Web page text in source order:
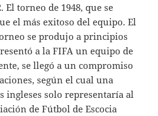
El torneo de 1948, que se
el más exitoso del equipo. El
se produjo a principios
a la FIFA un equipo de
se llegó a un compromiso
según el cual una
ingleses solo representaría al
de Fútbol de Escocia